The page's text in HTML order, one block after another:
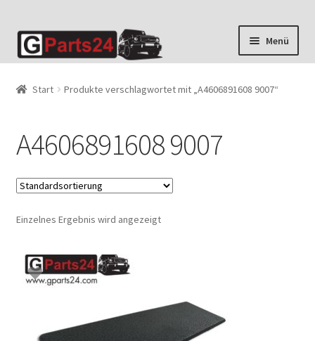
Zur
Navigation
Zum
Inhalt
Menü
Start Produkte verschlagwortet mit „A4606891608 9007“
A4606891608 9007
Einzelnes Ergebnis wird angezeigt